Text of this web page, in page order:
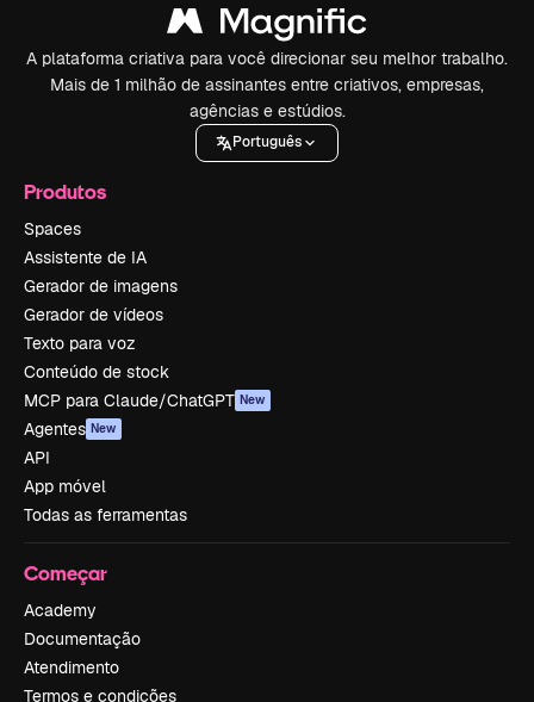
A plataforma criativa para você direcionar seu melhor trabalho.
Mais de 1 milhão de assinantes entre criativos, empresas,
agências e estúdios.
Português
Produtos
Spaces
Assistente de IA
Gerador de imagens
Gerador de vídeos
Texto para voz
Conteúdo de stock
MCP para Claude/ChatGPT New
Agentes New
API
App móvel
Todas as ferramentas
Começar
Academy
Documentação
Atendimento
Termos e condições